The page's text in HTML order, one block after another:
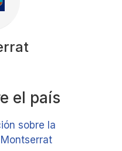
el país
sobre la